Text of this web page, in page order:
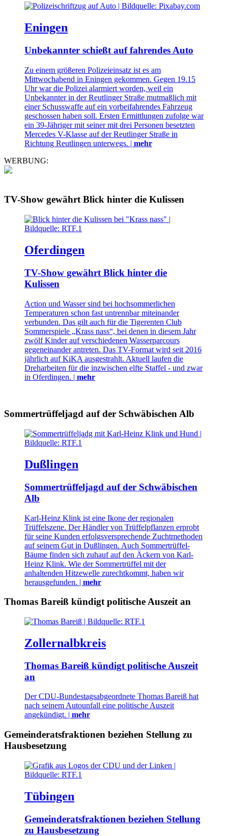
Eningen
Unbekannter schießt auf fahrendes Auto
Zu einem größeren Polizeieinsatz ist es am
Mittwochabend in Eningen gekommen. Gegen 19.15
Uhr war die Polizei alarmiert worden, weil ein
Unbekannter in der Reutlinger Straße mutmaßlich mit
einer Schusswaffe auf ein vorbeifahrendes Fahrzeug
geschossen haben soll. Ersten Ermittlungen zufolge war
ein 39-Jähriger mit seiner mit drei Personen besetzten
Mercedes V-Klasse auf der Reutlinger Straße in
Richtung Reutlingen unterwegs. | mehr
WERBUNG:
TV-Show gewährt Blick hinter die Kulissen
Oferdingen
TV-Show gewährt Blick hinter die
Kulissen
Action und Wasser sind bei hochsommerlichen
Temperaturen schon fast untrennbar miteinander
verbunden. Das gilt auch für die Tigerenten Club
Sommerspiele „Krass nass“, bei denen in diesem Jahr
zwölf Kinder auf verschiedenen Wasserparcours
gegeneinander antreten. Das TV-Format wird seit 2016
jährlich auf KiKA ausgestrahlt. Aktuell laufen die
Dreharbeiten für die inzwischen elfte Staffel - und zwar
in Oferdingen. | mehr
Sommertrüffeljagd auf der Schwäbischen Alb
Dußlingen
Sommertrüffeljagd auf der Schwäbischen
Alb
Karl-Heinz Klink ist eine Ikone der regionalen
Trüffelszene. Der Händler von Trüffelpflanzen erprobt
für seine Kunden erfolgsversprechende Zuchtmethoden
auf seinem Gut in Dußlingen. Auch Sommertrüffel-
Bäume finden sich zuhauf auf den Äckern von Karl-
Heinz Klink. Wie der Sommertrüffel mit der
anhaltenden Hitzewelle zurechtkommt, haben wir
herausgefunden. | mehr
Thomas Bareiß kündigt politische Auszeit an
Zollernalbkreis
Thomas Bareiß kündigt politische Auszeit
an
Der CDU-Bundestagsabgeordnete Thomas Bareiß hat
nach seinem Autounfall eine politische Auszeit
angekündigt. | mehr
Gemeinderatsfraktionen beziehen Stellung zu
Hausbesetzung
Tübingen
Gemeinderatsfraktionen beziehen Stellung
zu Hausbesetzung